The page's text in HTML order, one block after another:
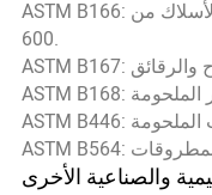
ASTM B166: يغطي القضبان والقضبان والأسلاك من Inconel
600.